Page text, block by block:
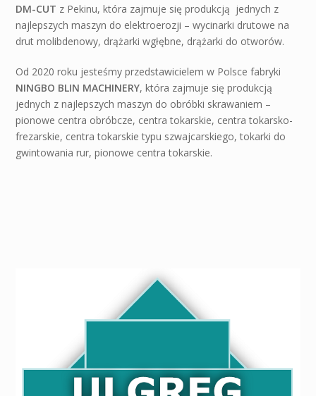
DM-CUT z Pekinu, która zajmuje się produkcją jednych z
najlepszych maszyn do elektroerozji – wycinarki drutowe na
drut molibdenowy, drążarki wgłębne, drążarki do otworów.
Od 2020 roku jesteśmy przedstawicielem w Polsce fabryki
NINGBO BLIN MACHINERY, która zajmuje się produkcją
jednych z najlepszych maszyn do obróbki skrawaniem –
pionowe centra obróbcze, centra tokarskie, centra tokarsko-
frezarskie, centra tokarskie typu szwajcarskiego, tokarki do
gwintowania rur, pionowe centra tokarskie.